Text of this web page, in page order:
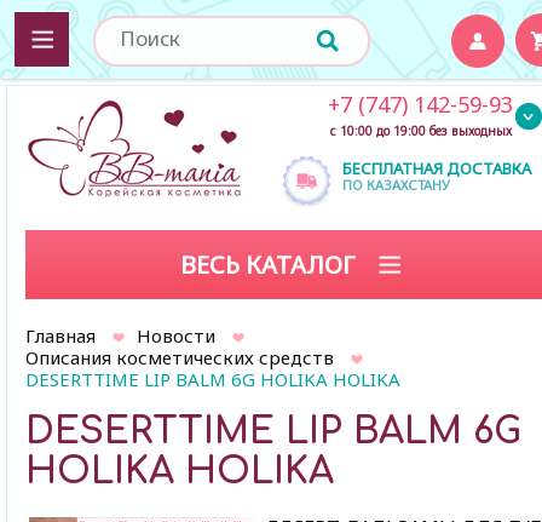
БЕСПЛАТНАЯ ДОСТАВКА
ПО КАЗАХСТАНУ
+7 (747) 142-59-93
с 10:00 до 19:00 без выходных
ВЕСЬ КАТАЛОГ
Главная
Новости
Описания косметических средств
DESERTTIME LIP BALM 6G HOLIKA HOLIKA
DESERTTIME LIP BALM 6G
HOLIKA HOLIKA